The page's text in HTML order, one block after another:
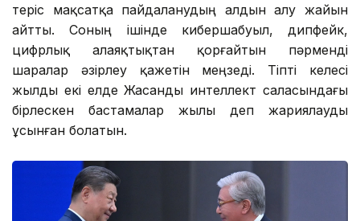
теріс мақсатқа пайдаланудың алдын алу жайын
айтты. Соның ішінде кибершабуыл, дипфейк,
цифрлық алаяқтықтан қорғайтын пәрменді
шаралар әзірлеу қажетін меңзеді. Тіпті келесі
жылды екі елде Жасанды интеллект саласындағы
бірлескен бастамалар жылы деп жариялауды
ұсынған болатын.